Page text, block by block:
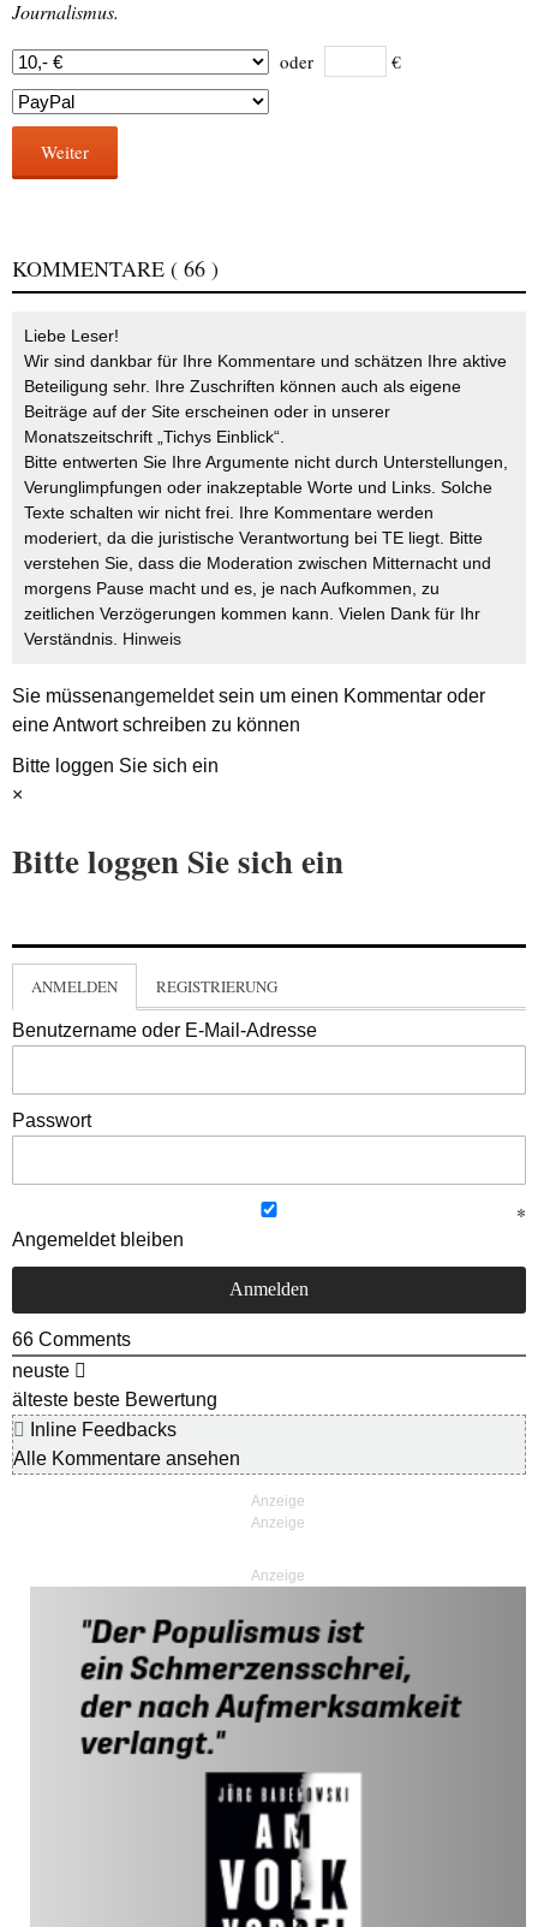
Journalismus.
oder €
Weiter
KOMMENTARE ( 66 )
Liebe Leser!
Wir sind dankbar für Ihre Kommentare und schätzen Ihre aktive
Beteiligung sehr. Ihre Zuschriften können auch als eigene
Beiträge auf der Site erscheinen oder in unserer
Monatszeitschrift „Tichys Einblick“.
Bitte entwerten Sie Ihre Argumente nicht durch Unterstellungen,
Verunglimpfungen oder inakzeptable Worte und Links. Solche
Texte schalten wir nicht frei. Ihre Kommentare werden
moderiert, da die juristische Verantwortung bei TE liegt. Bitte
verstehen Sie, dass die Moderation zwischen Mitternacht und
morgens Pause macht und es, je nach Aufkommen, zu
zeitlichen Verzögerungen kommen kann. Vielen Dank für Ihr
Verständnis. Hinweis
Sie müssenangemeldetsein um einen Kommentar oder
eine Antwort schreiben zu können
Bitte loggen Sie sich ein
×
Bitte loggen Sie sich ein
ANMELDEN REGISTRIERUNG
Benutzername oder E-Mail-Adresse
Passwort
Angemeldet bleiben
66 Comments
neuste
älteste beste Bewertung
Inline Feedbacks
Alle Kommentare ansehen
Anzeige